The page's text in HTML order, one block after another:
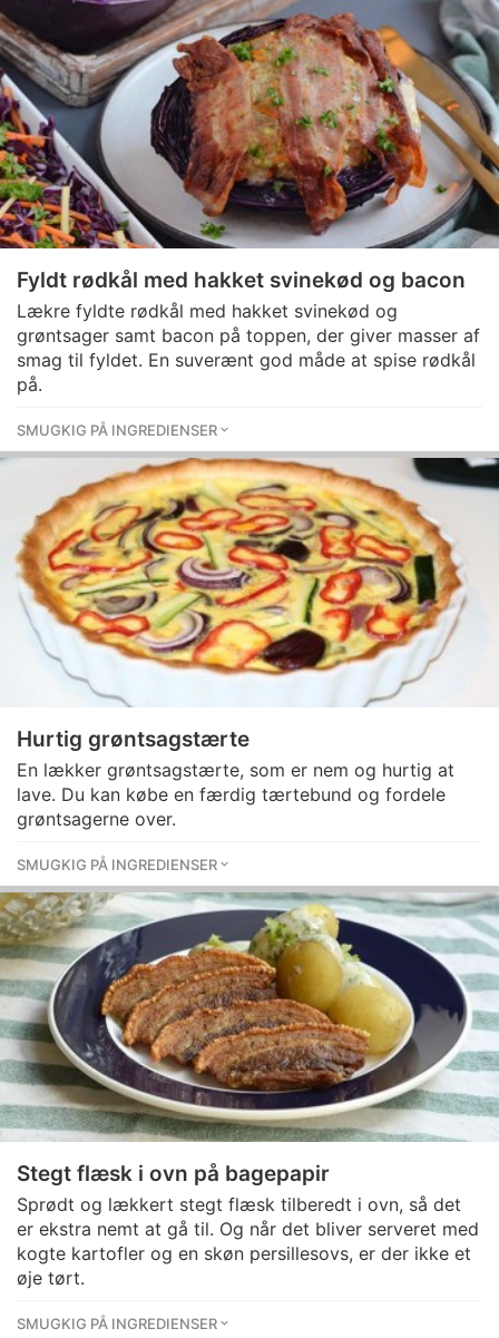
Fyldt rødkål med hakket svinekød og bacon
Lækre fyldte rødkål med hakket svinekød og
grøntsager samt bacon på toppen, der giver masser af
smag til fyldet. En suverænt god måde at spise rødkål
på.
SMUGKIG PÅ INGREDIENSER
Hurtig grøntsagstærte
En lækker grøntsagstærte, som er nem og hurtig at
lave. Du kan købe en færdig tærtebund og fordele
grøntsagerne over.
SMUGKIG PÅ INGREDIENSER
Stegt flæsk i ovn på bagepapir
Sprødt og lækkert stegt flæsk tilberedt i ovn, så det
er ekstra nemt at gå til. Og når det bliver serveret med
kogte kartofler og en skøn persillesovs, er der ikke et
øje tørt.
SMUGKIG PÅ INGREDIENSER